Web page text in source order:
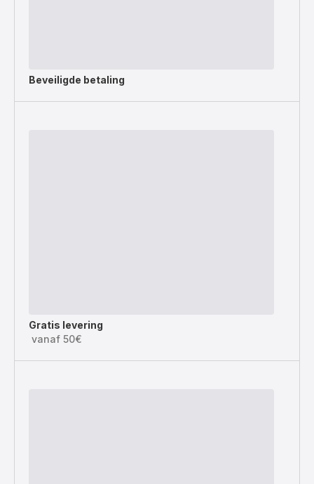
Beveiligde betaling
Gratis levering
vanaf 50€